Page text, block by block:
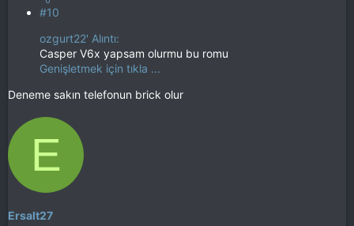
#10
ozgurt22' Alıntı:
Casper V6x yapsam olurmu bu romu
Genişletmek için tıkla ...
Deneme sakın telefonun brick olur
E
Ersalt27